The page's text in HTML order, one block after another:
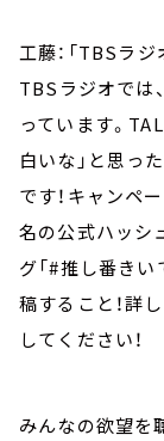
工藤：「TBSラ
TBSラジオでは
っています。
白いな」と思っ
です！キャンペ
名の公式ハッシ
グ「#推し番きい
稿すること！詳
してください！
みんなの欲望を